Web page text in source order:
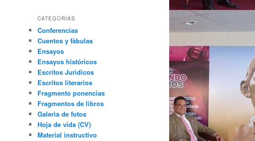
CATEGORÍAS
Conferencias
Cuentos y fàbulas
Ensayos
Ensayos históricos
Escritos Jurìdicos
Escritos literarios
Fragmento ponencias
Fragmentos de libros
Galerìa de fotos
Hoja de vida (CV)
Material instructivo